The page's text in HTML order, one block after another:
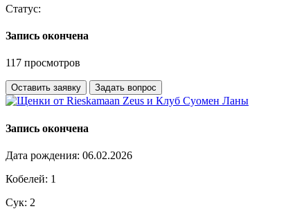
Статус:
Запись окончена
117 просмотров
Оставить заявку Задать вопрос
Запись окончена
Дата рождения: 06.02.2026
Кобелей: 1
Сук: 2